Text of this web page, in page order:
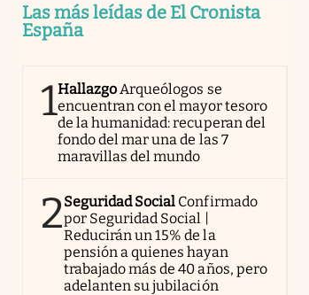
Las más leídas de El Cronista
España
1Hallazgo Arqueólogos se
encuentran con el mayor tesoro
de la humanidad: recuperan del
fondo del mar una de las 7
maravillas del mundo
2Seguridad Social Confirmado
por Seguridad Social |
Reducirán un 15% de la
pensión a quienes hayan
trabajado más de 40 años, pero
adelanten su jubilación